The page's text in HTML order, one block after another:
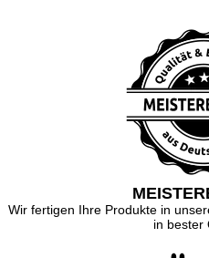
Wir fertigen Ihre Produkte in
in bester